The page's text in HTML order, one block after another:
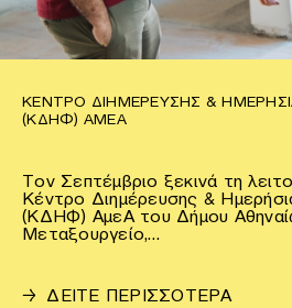
ΚΈΝΤΡΟ ΔΙΗΜΈΡΕΥΣΗΣ &
(ΚΔΗΦ) ΑΜΕΑ
Τον Σεπτέμβριο ξεκινά τη
Κέντρο Διημέρευσης &
(ΚΔΗΦ) ΑμεΑ του Δήμου
Μεταξουργείο,…
→ ΔΕΙΤΕ ΠΕΡΙΣΣΟΤΕΡΑ